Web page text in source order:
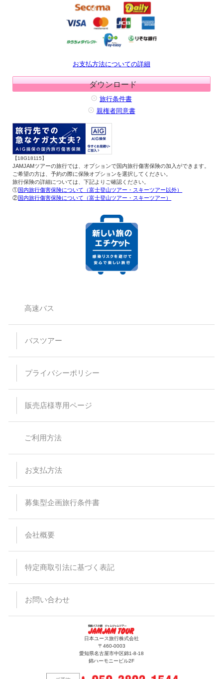
お支払方法についての詳細
ダウンロード
旅行条件書
親権者同意書
【18G18115】
JAMJAMツアーの旅行では、オプションで国内旅行傷害保険の加入ができます。
ご希望の方は、予約の際に保険オプションを選択してください。
旅行保険の詳細については、下記よりご確認ください。
①国内旅行傷害保険について（富士登山ツアー・スキーツアー以外）
②国内旅行傷害保険について（富士登山ツアー・スキーツアー）
高速バス
バスツアー
プライバシーポリシー
販売店様専用ページ
ご利用方法
お支払方法
募集型企画旅行条件書
会社概要
特定商取引法に基づく表記
お問い合わせ
日本ユース旅行株式会社
〒460-0003
愛知県名古屋市中区錦1-8-18
錦ハーモニービル2F